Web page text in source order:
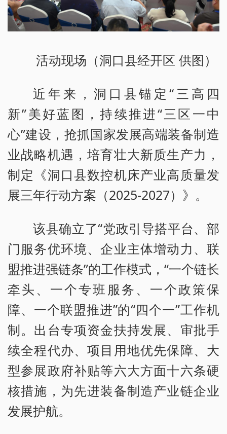
活动现场（洞口县经开区 供图）
近年来，洞口县锚定“三高四
新”美好蓝图，持续推进“三区一中
心”建设，抢抓国家发展高端装备制造
业战略机遇，培育壮大新质生产力，
制定《洞口县数控机床产业高质量发
展三年行动方案（2025-2027）》。
该县确立了“党政引导搭平台、部
门服务优环境、企业主体增动力、联
盟推进强链条”的工作模式，“一个链长
牵头、一个专班服务、一个政策保
障、一个联盟推进”的“四个一”工作机
制。出台专项资金扶持发展、审批手
续全程代办、项目用地优先保障、大
型参展政府补贴等六大方面十六条硬
核措施，为先进装备制造产业链企业
发展护航。